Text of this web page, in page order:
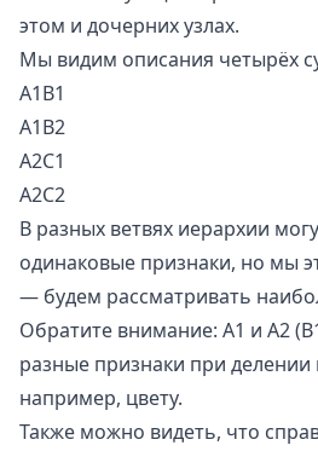
этом и дочерних узлах.
Мы видим описания четырёх
A1B1
A1B2
A2C1
A2C2
В разных ветвях иерархии
одинаковые признаки, но мы
— будем рассматривать
Обратите внимание: A1 и A2
разные признаки при
например, цвету.
Также можно видеть, что